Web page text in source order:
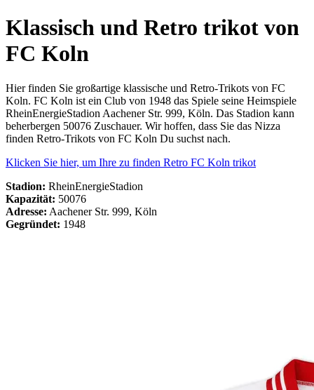
Klassisch und Retro trikot von
FC Koln
Hier finden Sie großartige klassische und Retro-Trikots von FC
Koln. FC Koln ist ein Club von 1948 das Spiele seine Heimspiele
RheinEnergieStadion Aachener Str. 999, Köln. Das Stadion kann
beherbergen 50076 Zuschauer. Wir hoffen, dass Sie das Nizza
finden Retro-Trikots von FC Koln Du suchst nach.
Klicken Sie hier, um Ihre zu finden Retro FC Koln trikot
Stadion: RheinEnergieStadion
Kapazität: 50076
Adresse: Aachener Str. 999, Köln
Gegründet: 1948